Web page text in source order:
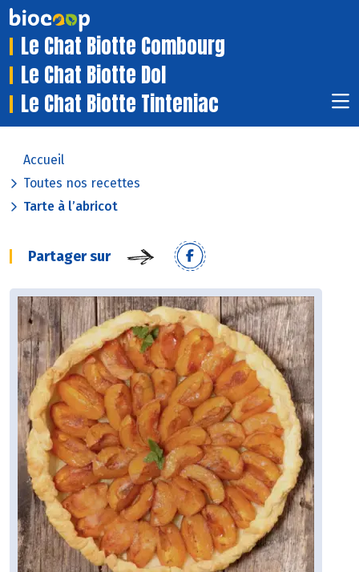
Le Chat Biotte Combourg
Le Chat Biotte Dol
Le Chat Biotte Tinteniac
Accueil
Toutes nos recettes
Tarte à l’abricot
Partager sur